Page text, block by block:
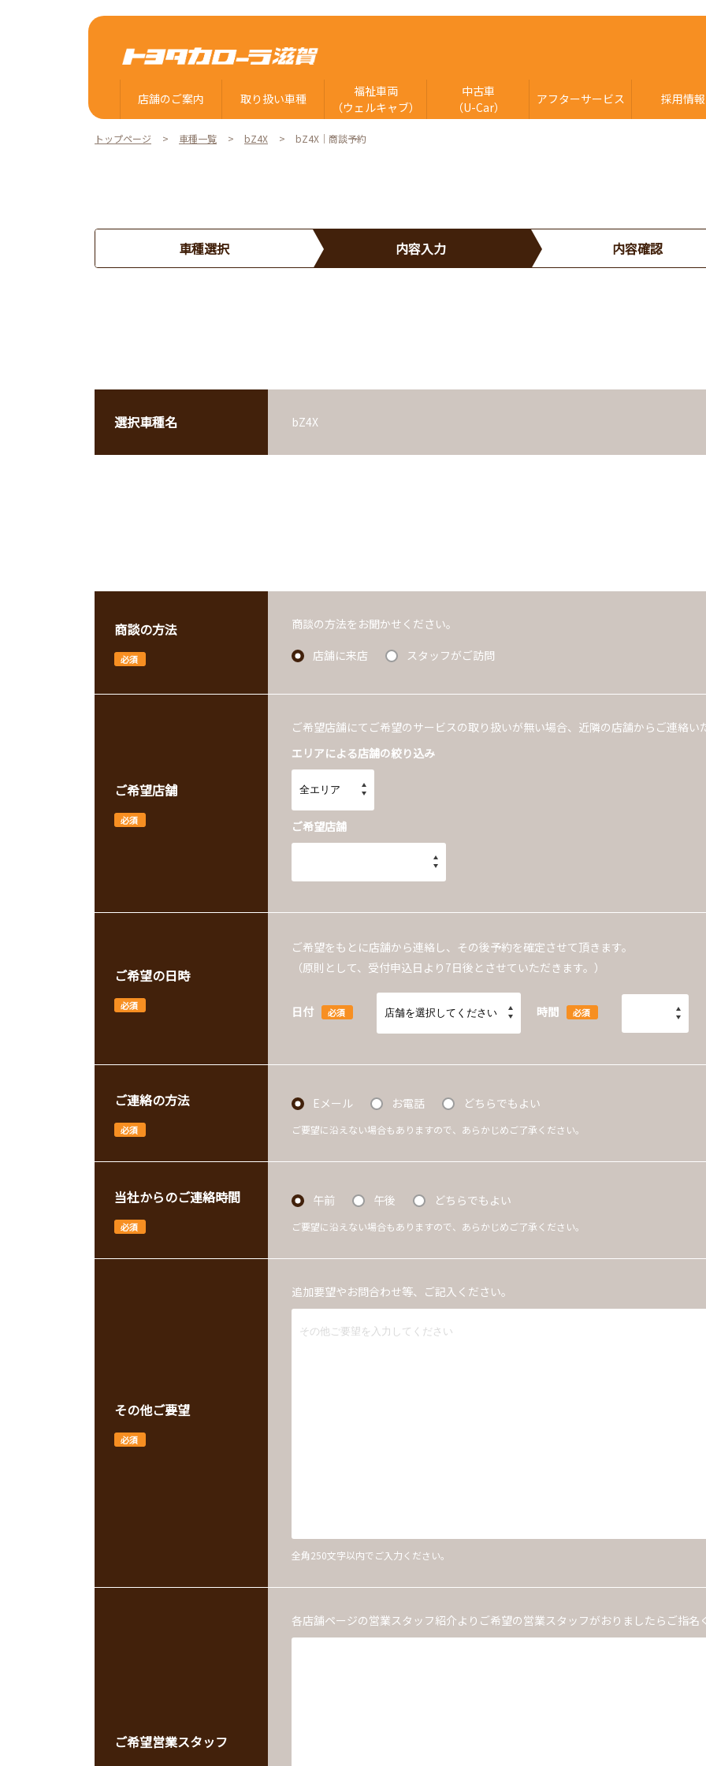
店舗のご案内 取り扱い車種
福祉車両
（ウェルキャブ）
中古車
（U-Car）
アフターサービス 採用情報
トップページ 車種一覧 bZ4X bZ4X｜商談予約
車種選択 内容入力 内容確認
選択車種名 bZ4X
商談の方法
必須
商談の方法をお聞かせください。
店舗に来店
スタッフがご訪問
ご希望店舗
必須
ご希望店舗にてご希望のサービスの取り扱いが無い場合、近隣の店舗からご連絡い
エリアによる店舗の絞り込み
ご希望店舗
ご希望の日時
必須
ご希望をもとに店舗から連絡し、その後予約を確定させて頂きます。
（原則として、受付申込日より7日後とさせていただきます。）
日付 必須 時間 必須
ご連絡の方法
必須
Eメール お電話 どちらでもよい
ご要望に沿えない場合もありますので、あらかじめご了承ください。
当社からのご連絡時間
必須
午前 午後 どちらでもよい
ご要望に沿えない場合もありますので、あらかじめご了承ください。
その他ご要望
必須
追加要望やお問合わせ等、ご記入ください。
全角250文字以内でご入力ください。
ご希望営業スタッフ
各店舗ページの営業スタッフ紹介よりご希望の営業スタッフがおりましたらご指名